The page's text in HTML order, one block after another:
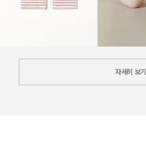
자세히 보기